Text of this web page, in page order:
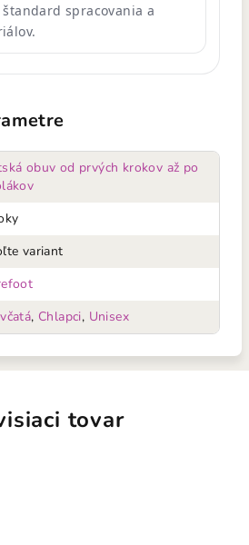
spracovania a
obuv od prvých krokov až po
variant
, Chlapci, Unisex
tovar